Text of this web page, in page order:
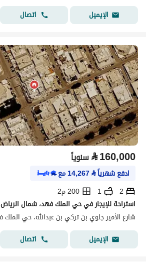
الإيميل
اتصال
⃁160,000 سنوياً
ادفع شهرياً⃁
14,267مع
2
1
200 م2
استراحة للإيجار في حي الملك فهد، شمال الرياض
الإيميل
اتصال